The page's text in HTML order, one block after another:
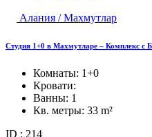
Алания / Махмутлар
Студия 1+0 в Махмутларе – Комплекс с
Комнаты: 1+0
Кровати:
Ванны: 1
Кв. метры: 33 m²
ID : 214